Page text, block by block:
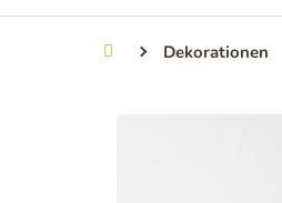
StartseiteDekorationen